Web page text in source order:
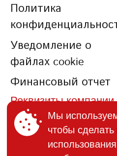
Политика
Уведомление о
файлах cookie
Финансовый отчет
Реквизиты компании
КОНТАКТЫ
Мы
чтобы